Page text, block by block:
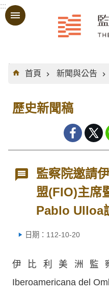
跳到主要內容區塊
:::
:::
首頁
新聞與公告
歷史新聞稿
監察院邀請
盟(FIO)主席
Pablo Ulloa
日期：112-10-20
伊比利美洲監察
Iberoamericana del